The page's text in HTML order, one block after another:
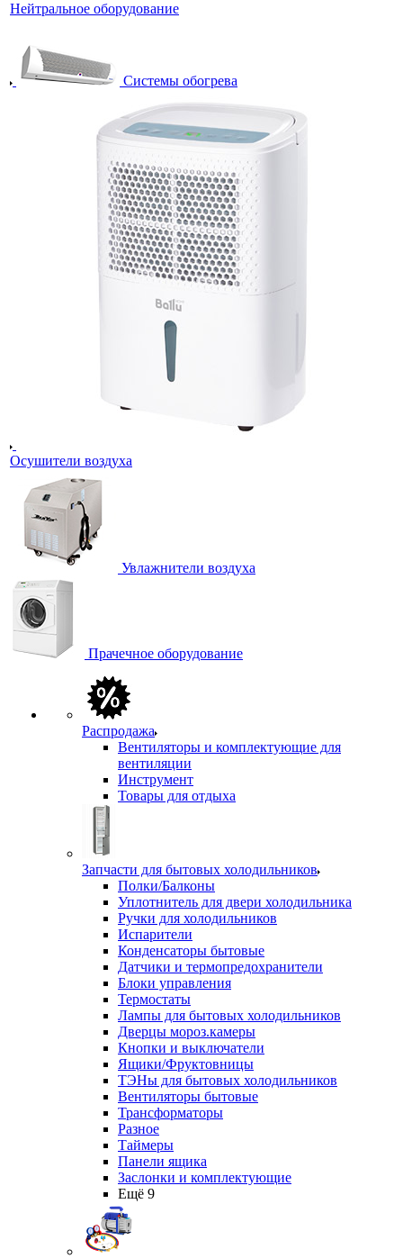
Нейтральное оборудование
Системы обогрева
Осушители воздуха
Увлажнители воздуха
Прачечное оборудование
Распродажа
Вентиляторы и комплектующие для
вентиляции
Инструмент
Товары для отдыха
Запчасти для бытовых холодильников
Полки/Балконы
Уплотнитель для двери холодильника
Ручки для холодильников
Испарители
Конденсаторы бытовые
Датчики и термопредохранители
Блоки управления
Термостаты
Лампы для бытовых холодильников
Дверцы мороз.камеры
Кнопки и выключатели
Ящики/Фруктовницы
ТЭНы для бытовых холодильников
Вентиляторы бытовые
Трансформаторы
Разное
Таймеры
Панели ящика
Заслонки и комплектующие
Ещё 9